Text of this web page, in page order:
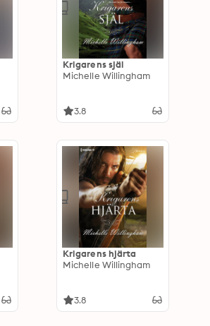
Krigarens själ
Michelle Willingham
3.8
Krigarens hjärta
Michelle Willingham
3.8